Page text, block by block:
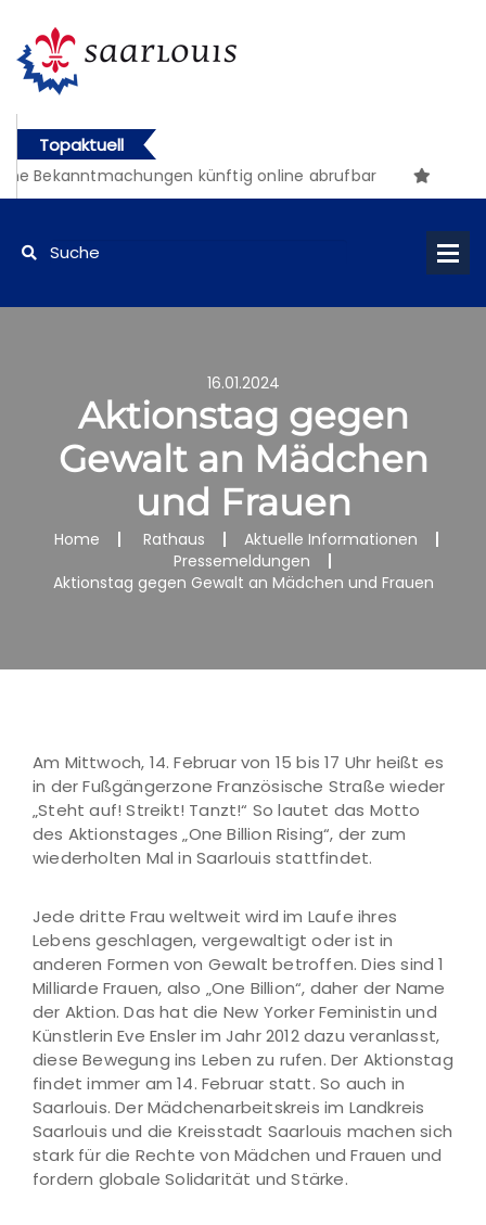
Topaktuell
Bekanntmachungen künftig online abrufbar
16.01.2024
Aktionstag gegen
Gewalt an Mädchen
und Frauen
Home Rathaus
Aktuelle Informationen
Pressemeldungen
Aktionstag gegen Gewalt an Mädchen und Frauen
Am Mittwoch, 14. Februar von 15 bis 17 Uhr heißt es
in der Fußgängerzone Französische Straße wieder
„Steht auf! Streikt! Tanzt!“ So lautet das Motto
des Aktionstages „One Billion Rising“, der zum
wiederholten Mal in Saarlouis stattfindet.
Jede dritte Frau weltweit wird im Laufe ihres
Lebens geschlagen, vergewaltigt oder ist in
anderen Formen von Gewalt betroffen. Dies sind 1
Milliarde Frauen, also „One Billion“, daher der Name
der Aktion. Das hat die New Yorker Feministin und
Künstlerin Eve Ensler im Jahr 2012 dazu veranlasst,
diese Bewegung ins Leben zu rufen. Der Aktionstag
findet immer am 14. Februar statt. So auch in
Saarlouis. Der Mädchenarbeitskreis im Landkreis
Saarlouis und die Kreisstadt Saarlouis machen sich
stark für die Rechte von Mädchen und Frauen und
fordern globale Solidarität und Stärke.